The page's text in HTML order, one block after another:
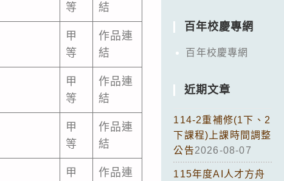
等
結
甲
等
作品連
結
甲
等
作品連
結
甲
等
作品連
結
甲
作品連
百年校慶專網
百年校慶專網
近期文章
114-2重補修(1下、2
下課程)上課時間調整
公告2026-08-07
115年度AI人才方舟